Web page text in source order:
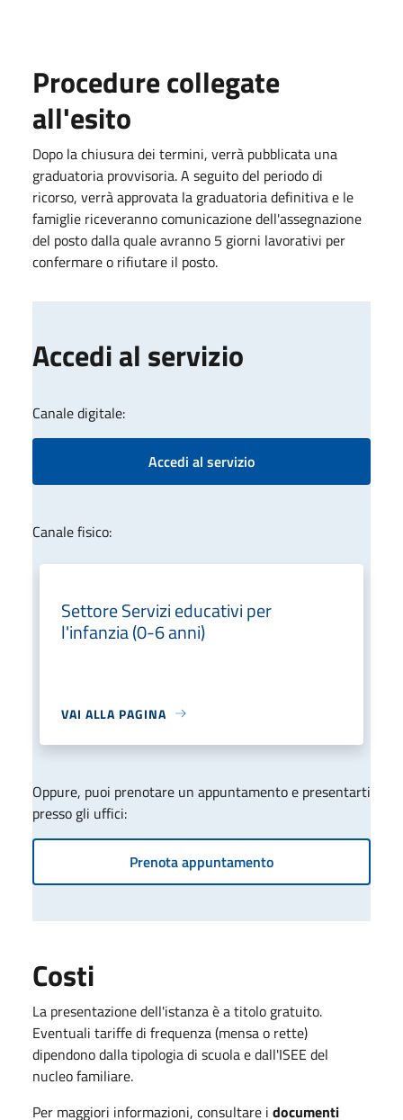
Procedure collegate
all'esito
Dopo la chiusura dei termini, verrà pubblicata una
graduatoria provvisoria. A seguito del periodo di
ricorso, verrà approvata la graduatoria definitiva e le
famiglie riceveranno comunicazione dell'assegnazione
del posto dalla quale avranno 5 giorni lavorativi per
confermare o rifiutare il posto.
Accedi al servizio
Canale digitale:
Accedi al servizio
Canale fisico:
Settore Servizi educativi per
l'infanzia (0-6 anni)
VAI ALLA PAGINA
Oppure, puoi prenotare un appuntamento e presentarti
presso gli uffici:
Prenota appuntamento
Costi
La presentazione dell'istanza è a titolo gratuito.
Eventuali tariffe di frequenza (mensa o rette)
dipendono dalla tipologia di scuola e dall'ISEE del
nucleo familiare.
Per maggiori informazioni, consultare i documenti